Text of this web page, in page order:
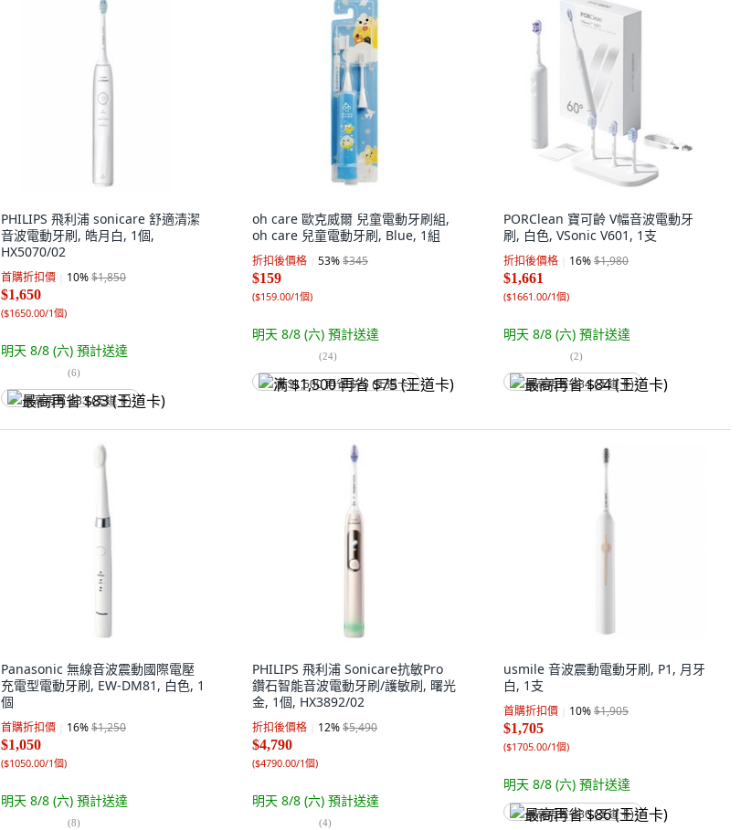
PHILIPS 飛利浦 sonicare 舒適清潔
音波電動牙刷, 皓月白, 1個,
HX5070/02
首購折扣價 10%$1,850
$1,650
($1650.00/1個)
明天 8/8 (六) 預計送達
(6)
最高再省 $83 (王道卡)
oh care 歐克威爾 兒童電動牙刷組,
oh care 兒童電動牙刷, Blue, 1組
折扣後價格 53%$345
$159
($159.00/1個)
明天 8/8 (六) 預計送達
(24)
满 $1,500 再省 $75 (王道卡)
PORClean 寶可齡 V幅音波電動牙
刷, 白色, VSonic V601, 1支
折扣後價格 16%$1,980
$1,661
($1661.00/1個)
明天 8/8 (六) 預計送達
(2)
最高再省 $84 (王道卡)
Panasonic 無線音波震動國際電壓
充電型電動牙刷, EW-DM81, 白色, 1
個
首購折扣價 16%$1,250
$1,050
($1050.00/1個)
明天 8/8 (六) 預計送達
(8)
PHILIPS 飛利浦 Sonicare抗敏Pro
鑽石智能音波電動牙刷/護敏刷, 曙光
金, 1個, HX3892/02
折扣後價格 12%$5,490
$4,790
($4790.00/1個)
明天 8/8 (六) 預計送達
(4)
usmile 音波震動電動牙刷, P1, 月牙
白, 1支
首購折扣價 10%$1,905
$1,705
($1705.00/1個)
明天 8/8 (六) 預計送達
最高再省 $86 (王道卡)